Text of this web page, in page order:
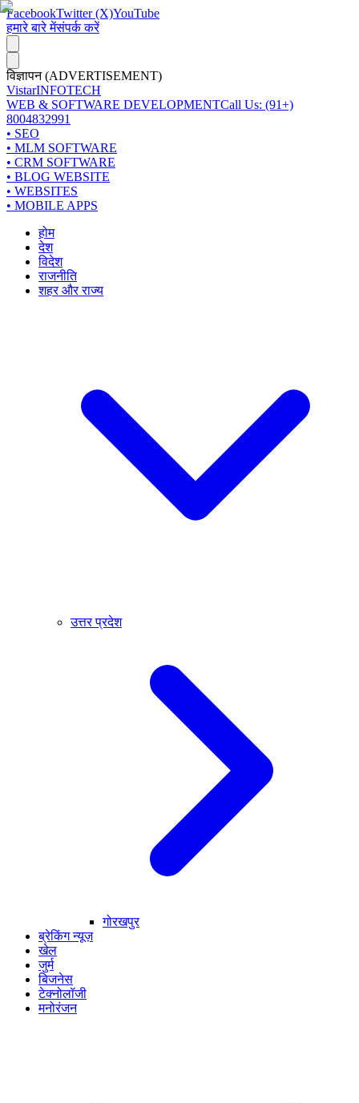
FacebookTwitter (X)YouTube
हमारे बारे मेंसंपर्क करें
विज्ञापन (ADVERTISEMENT)
VistarINFOTECH
WEB & SOFTWARE DEVELOPMENTCall Us: (91+)
8004832991
• SEO
• MLM SOFTWARE
• CRM SOFTWARE
• BLOG WEBSITE
• WEBSITES
• MOBILE APPS
होम
देश
विदेश
राजनीति
शहर और राज्य
उत्तर प्रदेश
गोरखपुर
ब्रेकिंग न्यूज़
खेल
जुर्म
बिजनेस
टेक्नोलॉजी
मनोरंजन